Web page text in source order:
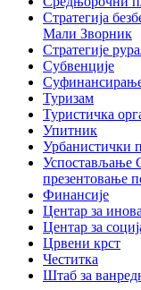
Стратегија
Мали Зворник
Стратегије
Субвенције
Суфинансирање
Туризам
Туристичка
Упитник
Урбанистички
Успостављање
презентовање
Финансије
Центар за
Центар за
Црвени крст
Честитка
Штаб за